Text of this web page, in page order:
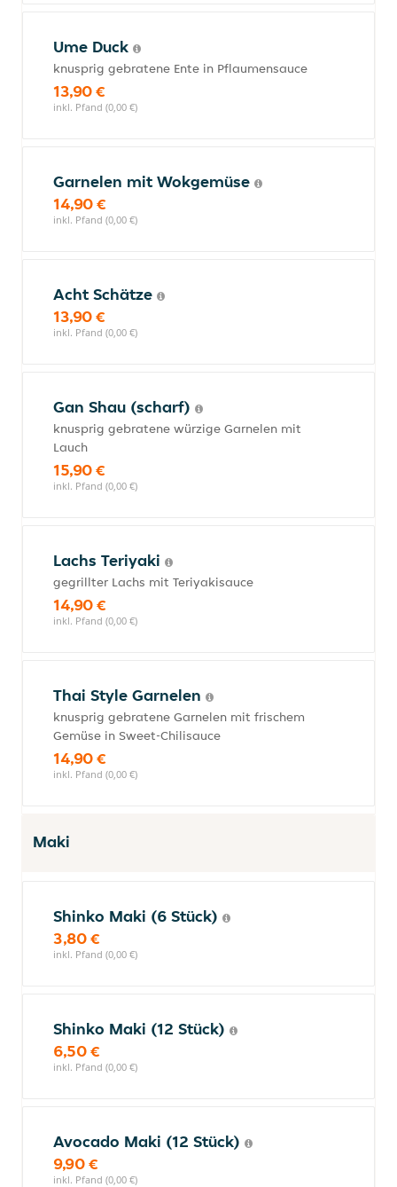
Ume Duck
knusprig gebratene Ente in Pflaumensauce
13,90 €
inkl. Pfand (0,00 €)
Garnelen mit Wokgemüse
14,90 €
inkl. Pfand (0,00 €)
Acht Schätze
13,90 €
inkl. Pfand (0,00 €)
Gan Shau (scharf)
knusprig gebratene würzige Garnelen mit
Lauch
15,90 €
inkl. Pfand (0,00 €)
Lachs Teriyaki
gegrillter Lachs mit Teriyakisauce
14,90 €
inkl. Pfand (0,00 €)
Thai Style Garnelen
knusprig gebratene Garnelen mit frischem
Gemüse in Sweet-Chilisauce
14,90 €
inkl. Pfand (0,00 €)
Maki
Shinko Maki (6 Stück)
3,80 €
inkl. Pfand (0,00 €)
Shinko Maki (12 Stück)
6,50 €
inkl. Pfand (0,00 €)
Avocado Maki (12 Stück)
9,90 €
inkl. Pfand (0,00 €)